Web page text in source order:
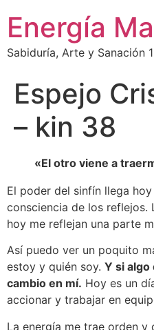
Energía
Sabiduría, Arte y Sanación
Espejo
– kin 38
«El otro viene a
El poder del sinfín llega
consciencia de los reflejos.
hoy me reflejan una parte
Así puedo ver un poquito
estoy y quién soy. Y si algo
cambio en mí. Hoy es un
accionar y trabajar en
La energía me trae orden y